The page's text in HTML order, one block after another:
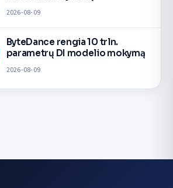
2026-08-09
ByteDance rengia 10 trln.
parametrų DI modelio mokymą
2026-08-09